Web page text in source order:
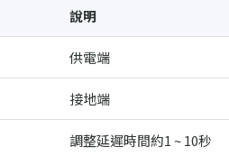
說明
供電端
接地端
調整延遲時間約1 ~ 10秒